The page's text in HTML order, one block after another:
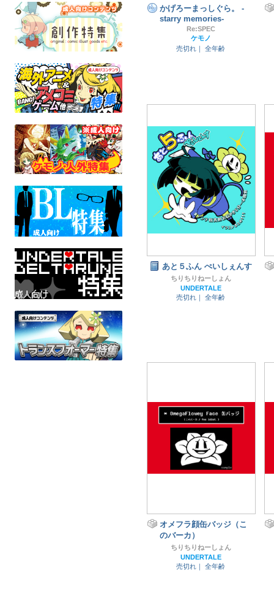
かげろーまっしぐら。 -
starry memories-
Re:SPEC
ケモノ
売切れ｜
全年齢
あと５ふん ぺいしぇんす
ちりちりねーしょん
UNDERTALE
売切れ｜
全年齢
オメフラ顔缶バッジ（こ
のバーカ）
ちりちりねーしょん
UNDERTALE
売切れ｜
全年齢